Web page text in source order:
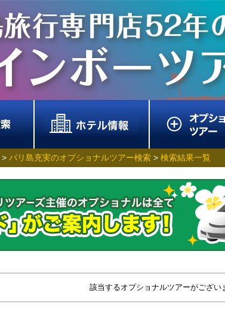
> バリ島充実のオプショナルツアー検索 > 検索結果一覧
該当するオプショナルツアーがござい